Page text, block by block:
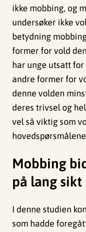
ikke mobbing, og
undersøker ikke
betydning
former for vold
har unge utsatt
andre former for
denne volden
deres trivsel og
vel så viktig som
Mobbing
på lang
I denne studien
som hadde